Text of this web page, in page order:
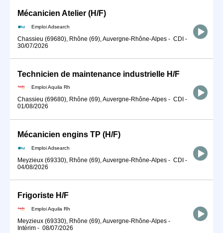
Mécanicien Atelier (H/F)
Emploi Adsearch
Chassieu (69680), Rhône (69), Auvergne-Rhône-Alpes - CDI -
30/07/2026
Technicien de maintenance industrielle H/F
Emploi Aquila Rh
Chassieu (69680), Rhône (69), Auvergne-Rhône-Alpes - CDI -
01/08/2026
Mécanicien engins TP (H/F)
Emploi Adsearch
Meyzieux (69330), Rhône (69), Auvergne-Rhône-Alpes - CDI -
04/08/2026
Frigoriste H/F
Emploi Aquila Rh
Meyzieux (69330), Rhône (69), Auvergne-Rhône-Alpes -
Intérim - 08/07/2026